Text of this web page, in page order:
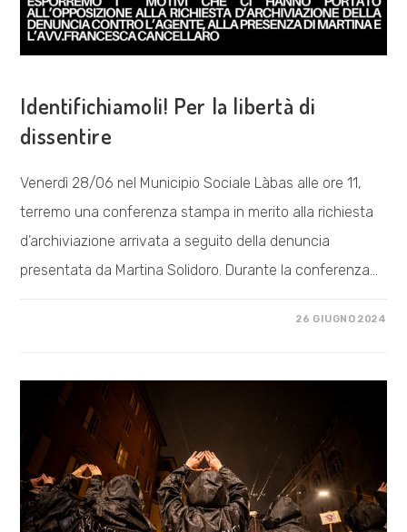
Identifichiamoli! Per la libertà di
dissentire
Venerdì 28/06 nel Municipio Sociale Làbas alle ore 11,
terremo una conferenza stampa in merito alla richiesta
d’archiviazione arrivata a seguito della denuncia
presentata da Martina Solidoro. Durante la conferenza…
DI
26 GIUGNO 2024